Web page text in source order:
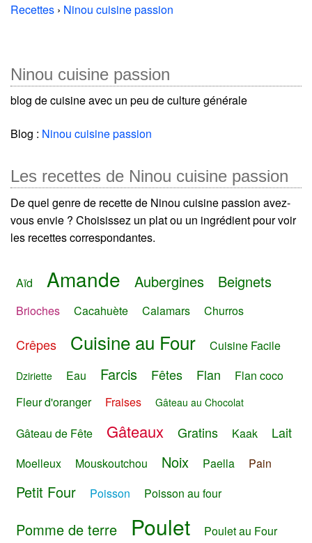
Recettes › Ninou cuisine passion
Ninou cuisine passion
blog de cuisine avec un peu de culture générale
Blog : Ninou cuisine passion
Les recettes de Ninou cuisine passion
De quel genre de recette de Ninou cuisine passion avez-
vous envie ? Choisissez un plat ou un ingrédient pour voir
les recettes correspondantes.
Aïd Amande Aubergines Beignets
Brioches Cacahuète Calamars Churros
Crêpes Cuisine au Four Cuisine Facile
Dziriette Eau Farcis Fêtes Flan
Flan coco
Fleur d'oranger
Fraises Gâteau au Chocolat
Gâteau de Fête Gâteaux Gratins Kaak Lait
Moelleux Mouskoutchou Noix Paella Pain
Petit Four Poisson Poisson au four
Pomme de terre Poulet
Poulet au Four